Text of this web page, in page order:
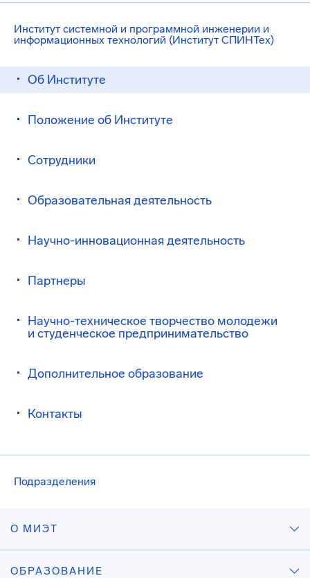
Институт системной и программной инженерии и
информационных технологий (Институт СПИНТех)
Об Институте
Положение об Институте
Сотрудники
Образовательная деятельность
Научно-инновационная деятельность
Партнеры
Научно-техническое творчество молодежи
и студенческое предпринимательство
Дополнительное образование
Контакты
Подразделения
О МИЭТ
ОБРАЗОВАНИЕ